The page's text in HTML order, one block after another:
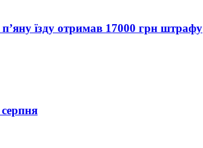
їзду отримав 17000 грн штрафу